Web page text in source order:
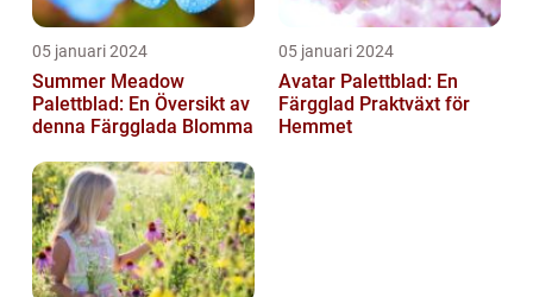
05 januari 2024
Summer Meadow
Palettblad: En Översikt av
denna Färgglada Blomma
05 januari 2024
Avatar Palettblad: En
Färgglad Praktväxt för
Hemmet